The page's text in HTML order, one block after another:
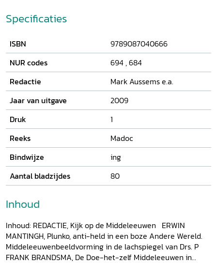
En waar associeert een doorsnee publiek het begrip
'Middeleeuwen' mee? Een straatenquête gehouden door
tussen de associaties van Nederlanders en Vlamingen. In
dit themanummer worden verschillende aspecten van de
beeldvorming ten aanzien van de Middeleeuwen in kaart
gebracht.
Specificaties
ISBN
9789087040666
NUR codes
694 ,684
Redactie
Mark Aussems e.a.
Jaar van uitgave
2009
Druk
1
Reeks
Madoc
Bindwijze
ing
Aantal bladzijdes
80
Inhoud
Inhoud: REDACTIE, Kijk op de Middeleeuwen ERWIN
MANTINGH, Plunko, anti-held in een boze Andere Wereld.
Middeleeuwenbeeldvorming in de lachspiegel van Drs. P
FRANK BRANDSMA, De Doe-het-zelf Middeleeuwen in